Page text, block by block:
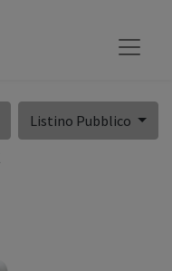
Listino Pubblico